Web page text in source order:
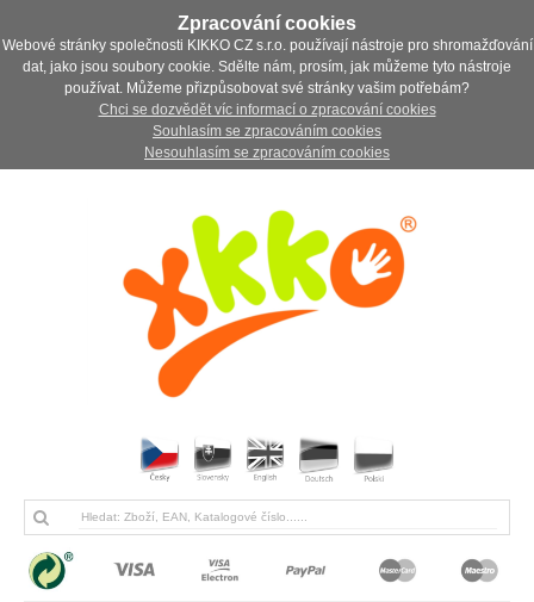
Zpracování cookies
Webové stránky společnosti KIKKO CZ s.r.o. používají nástroje pro shromažďování
dat, jako jsou soubory cookie. Sdělte nám, prosím, jak můžeme tyto nástroje
používat. Můžeme přizpůsobovat své stránky vašim potřebám?
Chci se dozvědět víc informací o zpracování cookies
Souhlasím se zpracováním cookies
Nesouhlasím se zpracováním cookies